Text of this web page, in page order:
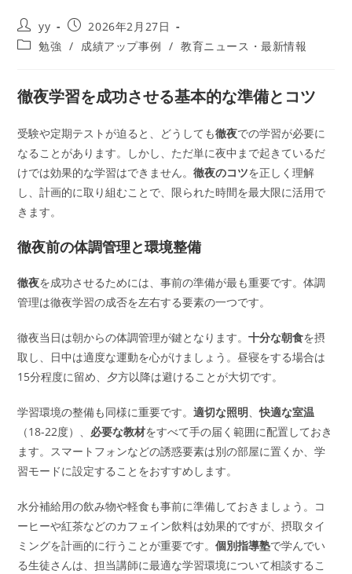
投
稿
yy
投
稿
公
2026年2月27日
投
テ
ゴ
ー:
勉強 / 成績アップ事例 / 教育ニュース・最新情報
徹夜学習を成功させる基本的な準備とコツ
受験や定期テストが迫ると、どうしても徹夜での学習が必要に
なることがあります。しかし、ただ単に夜中まで起きているだ
けでは効果的な学習はできません。徹夜のコツを正しく理解
し、計画的に取り組むことで、限られた時間を最大限に活用で
きます。
徹夜前の体調管理と環境整備
徹夜を成功させるためには、事前の準備が最も重要です。体調
管理は徹夜学習の成否を左右する要素の一つです。
徹夜当日は朝からの体調管理が鍵となります。十分な朝食を摂
取し、日中は適度な運動を心がけましょう。昼寝をする場合は
15分程度に留め、夕方以降は避けることが大切です。
学習環境の整備も同様に重要です。適切な照明、快適な室温
（18-22度）、 必要な教材をすべて手の届く範囲に配置しておき
ます。スマートフォンなどの誘惑要素は別の部屋に置くか、学
習モードに設定することをおすすめします。
水分補給用の飲み物や軽食も事前に準備しておきましょう。コ
ーヒーや紅茶などのカフェイン飲料は効果的ですが、摂取タイ
ミングを計画的に行うことが重要です。個別指導塾で学んでい
る生徒さんは、担当講師に最適な学習環境について相談するこ